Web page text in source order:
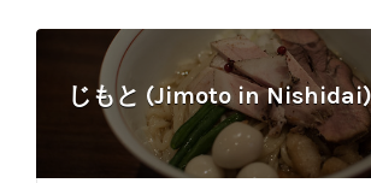
じもと (Jimoto in Nishidai)